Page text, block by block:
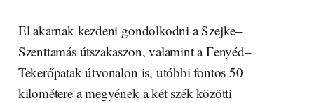
El akarnak kezdeni gondolkodni a Szejke–
Szenttamás útszakaszon, valamint a Fenyéd–
Tekerőpatak útvonalon is, utóbbi fontos 50
kilométere a megyének a két szék közötti